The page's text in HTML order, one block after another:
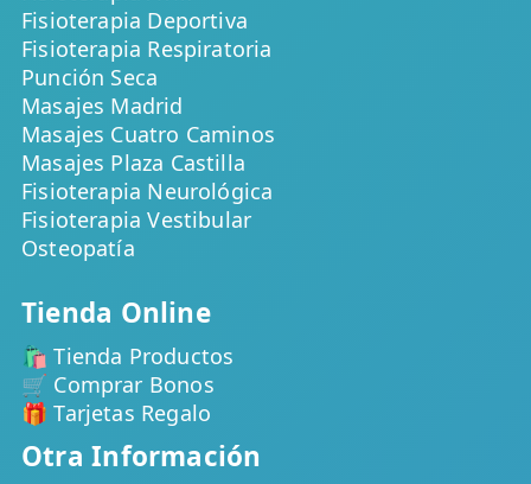
Fisioterapia Deportiva
Fisioterapia Respiratoria
Punción Seca
Masajes Madrid
Masajes Cuatro Caminos
Masajes Plaza Castilla
Fisioterapia Neurológica
Fisioterapia Vestibular
Osteopatía
Tienda Online
🛍️ Tienda Productos
🛒 Comprar Bonos
🎁 Tarjetas Regalo
Otra Información